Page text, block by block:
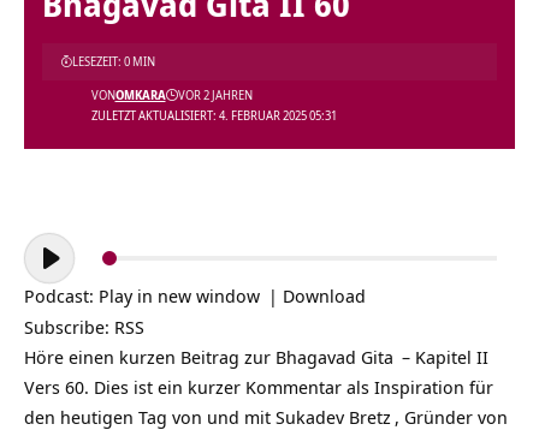
ZULETZT AKTUALISIERT: 4. FEBRUAR 2025 05:31
VONOMKARA VOR 2 JAHREN
LESEZEIT: 0 MIN
Audio-
Player
Podcast: Play in new window | Download
Subscribe: RSS
Höre einen kurzen Beitrag zur Bhagavad Gita – Kapitel II
Vers 60. Dies ist ein kurzer Kommentar als Inspiration für
den heutigen Tag von und mit Sukadev Bretz , Gründer von